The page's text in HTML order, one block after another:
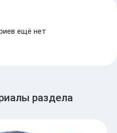
ещё нет
раздела